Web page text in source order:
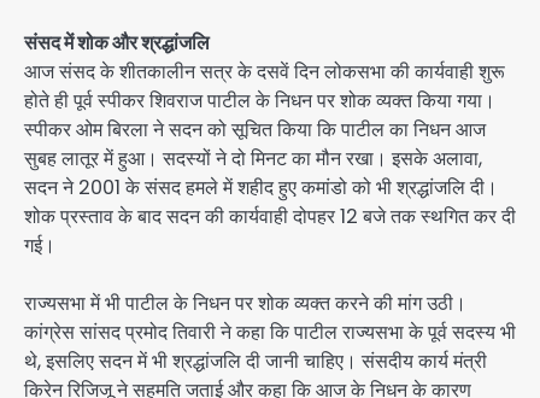
संसद में शोक और श्रद्धांजलि
आज संसद के शीतकालीन सत्र के दसवें दिन लोकसभा की कार्यवाही शुरू
होते ही पूर्व स्पीकर शिवराज पाटील के निधन पर शोक व्यक्त किया गया।
स्पीकर ओम बिरला ने सदन को सूचित किया कि पाटील का निधन आज
सुबह लातूर में हुआ। सदस्यों ने दो मिनट का मौन रखा। इसके अलावा,
सदन ने 2001 के संसद हमले में शहीद हुए कमांडो को भी श्रद्धांजलि दी।
शोक प्रस्ताव के बाद सदन की कार्यवाही दोपहर 12 बजे तक स्थगित कर दी
गई।
राज्यसभा में भी पाटील के निधन पर शोक व्यक्त करने की मांग उठी।
कांग्रेस सांसद प्रमोद तिवारी ने कहा कि पाटील राज्यसभा के पूर्व सदस्य भी
थे, इसलिए सदन में भी श्रद्धांजलि दी जानी चाहिए। संसदीय कार्य मंत्री
किरेन रिजिजू ने सहमति जताई और कहा कि आज के निधन के कारण